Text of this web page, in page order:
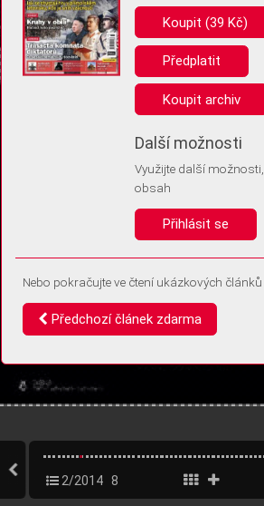
Pro základní fungování webu nepotřebujeme
(tzv. cookies apod.). Rádi bychom vás ale
uložením volitelných informací:
Anonymní unikátní ID
Díky němu příště poznáme, že se jedná o stejné
Identifikátor je zcela anonymní.
Vaše souhlasy a odmítnutí si ukládáme do
vás už příště znovu neptali. Můžete je kdykoli
2/2014 8
Koupit (39 Kč)
Předplatit
Koupit archiv
Další možnosti
Využijte další
obsah
Přihlásit se
Nebo pokračujte ve čtení ukázkových
Předchozí článek zdarma